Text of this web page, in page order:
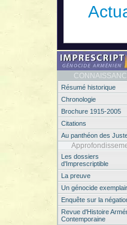
Résumé historique
Chronologie
Brochure 1915-2005
Citations
Au panthéon des
Les dossiers
d'Imprescriptible
La preuve
Un génocide
Enquête sur la
Revue d'Histoire
Contemporaine